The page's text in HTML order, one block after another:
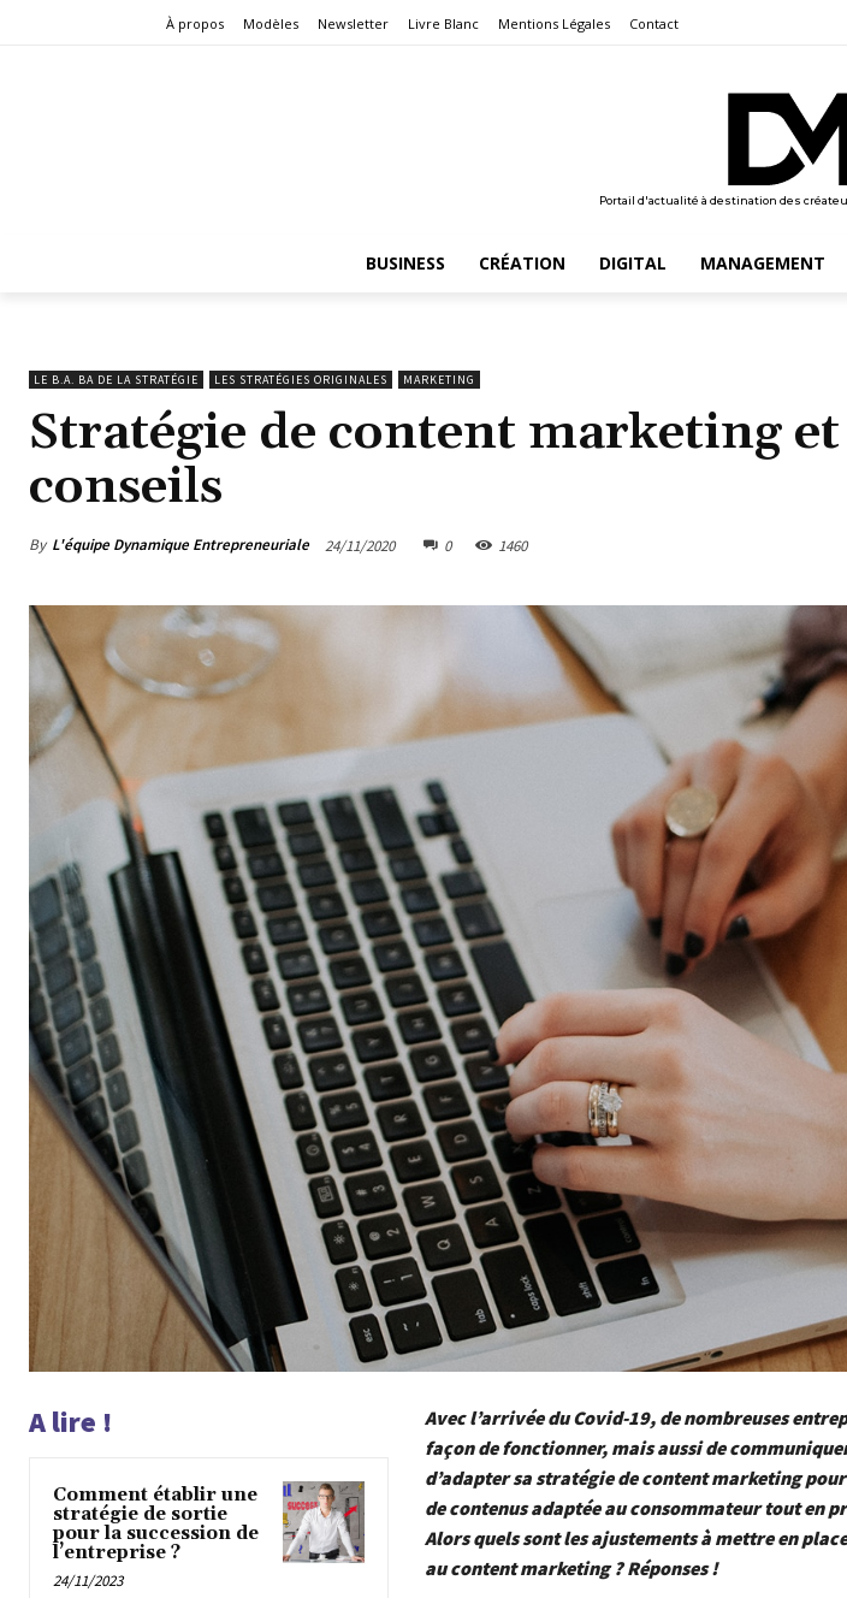
À propos Modèles Newsletter Livre Blanc Mentions Légales Contact
Portail d'actualité à destination des
BUSINESS CRÉATION DIGITAL MANAGEMENT
LE B.A. BA DE LA STRATÉGIE LES STRATÉGIES ORIGINALES MARKETING
Stratégie de content marketing et
conseils
By L'équipe Dynamique Entrepreneuriale 24/11/2020 0 1460
A lire !
Comment établir une
stratégie de sortie
pour la succession de
l’entreprise ?
24/11/2023
Avec l’arrivée du Covid-19, de nombreuses
façon de fonctionner, mais aussi de
d’adapter sa stratégie de content marketingpour
de contenus adaptée au consommateur tout en
Alors quels sont les ajustements à mettre en
au content marketing ? Réponses !